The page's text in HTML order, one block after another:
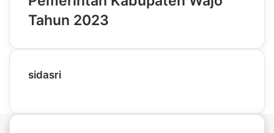
Tahun 2023
sidasri